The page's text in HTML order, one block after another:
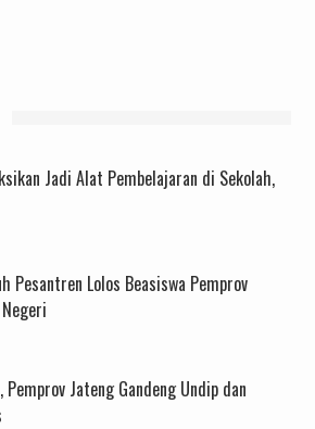
Jadi Alat Pembelajaran di Sekolah,
Pesantren Lolos Beasiswa Pemprov
Pemprov Jateng Gandeng Undip dan